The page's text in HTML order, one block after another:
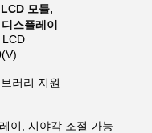
모듈,
스플레이
LCD
러리 지원
이, 시야각 조절 가능